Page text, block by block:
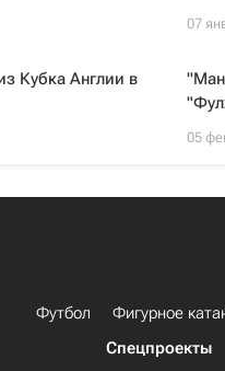
07
Кубка Англии в
05
Футбол Фигурное
Спецпроекты